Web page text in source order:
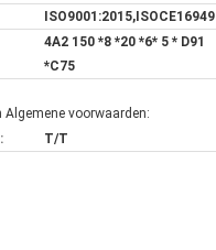
ISO9001:2015,ISOCE16949
4A2 150 *8 *20 *6* 5 * D91
*C75
Algemene voorwaarden:
T/T